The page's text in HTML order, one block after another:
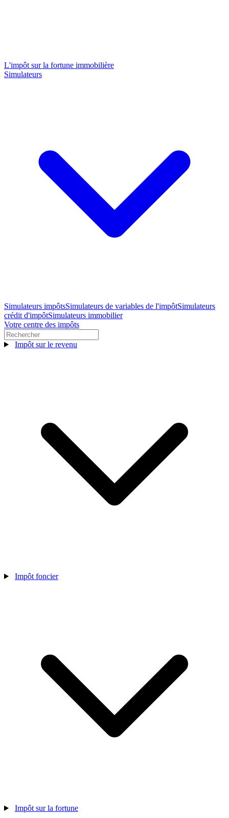
L'impôt sur la fortune immobilière
Simulateurs
Simulateurs impôtsSimulateurs de variables de l'impôtSimulateurs
crédit d'impôtSimulateurs immobilier
Votre centre des impôts
Impôt sur le revenu
Impôt foncier
Impôt sur la fortune